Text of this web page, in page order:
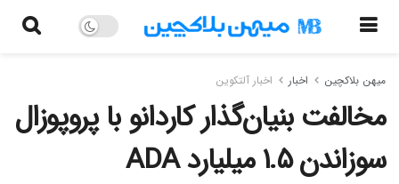
میهن بلاکچین اخبار اخبار آلتکوین
مخالفت بنیان‌گذار کاردانو با پروپوزال
سوزاندن ۱.۵ میلیارد ADA